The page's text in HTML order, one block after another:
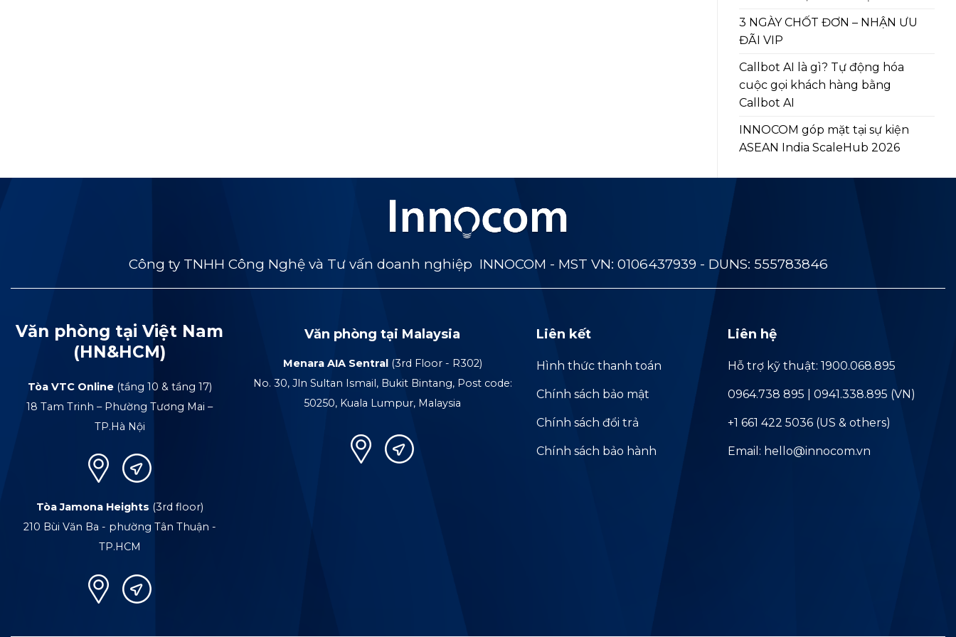
3 NGÀY CHỐT ĐƠN – NHẬN ƯU
ĐÃI VIP
Callbot AI là gì? Tự động hóa
cuộc gọi khách hàng bằng
Callbot AI
INNOCOM góp mặt tại sự kiện
ASEAN India ScaleHub 2026
Công ty TNHH Công Nghệ và Tư vấn doanh nghiệp INNOCOM - MST VN: 0106437939 - DUNS: 555783846
Văn phòng tại Việt Nam
(HN&HCM)
Tòa VTC Online(tầng 10 & tầng 17)
18 Tam Trinh – Phường Tương Mai –
TP.Hà Nội
Tòa Jamona Heights (3rd floor)
210 Bùi Văn Ba - phường Tân Thuận -
TP.HCM
Văn phòng tại Malaysia
Menara AIA Sentral (3rd Floor - R302)
No. 30, Jln Sultan Ismail, Bukit Bintang, Post code:
50250, Kuala Lumpur, Malaysia
Liên kết
Hình thức thanh toán
Chính sách bảo mật
Chính sách đổi trả
Chính sách bảo hành
Liên hệ
Hỗ trợ kỹ thuật: 1900.068.895
0964.738 895 | 0941.338.895 (VN)
+1 661 422 5036 (US & others)
Email: hello@innocom.vn